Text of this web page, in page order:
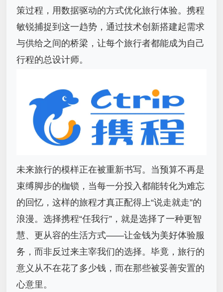
策过程，用数据驱动的方式优化旅行体验。携程
敏锐捕捉到这一趋势，通过技术创新搭建起需求
与供给之间的桥梁，让每个旅行者都能成为自己
行程的总设计师。
未来旅行的模样正在被重新书写。当预算不再是
束缚脚步的枷锁，当每一分投入都能转化为难忘
的回忆，这样的旅程才真正配得上“说走就走”的
浪漫。选择携程“任我行”，就是选择了一种更智
慧、更从容的生活方式——让金钱为美好体验服
务，而非反过来主宰我们的选择。毕竟，旅行的
意义从不在花了多少钱，而在那些被妥善安置的
心意里。